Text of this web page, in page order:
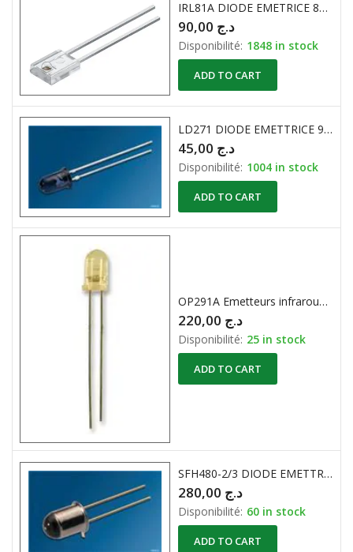
IRL81A DIODE EMETRICE 860nm
د.ج
Disponibilité: 1848 in stock
ADD TO CART
LD271 DIODE EMETTRICE 950nm
د.ج
Disponibilité: 1004 in stock
ADD TO CART
OP291A Emetteurs infrarouges – Haute puissance Infrared 890nm
د.ج
Disponibilité: 25 in stock
ADD TO CART
SFH480-2/3 DIODE EMETTRICE DE PUISSANCE 880nm
د.ج
Disponibilité: 60 in stock
ADD TO CART